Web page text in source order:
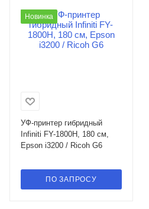
Новинка
УФ-принтер гибридный
Infiniti FY-1800H, 180 см,
Epson i3200 / Ricoh G6
ПО ЗАПРОСУ